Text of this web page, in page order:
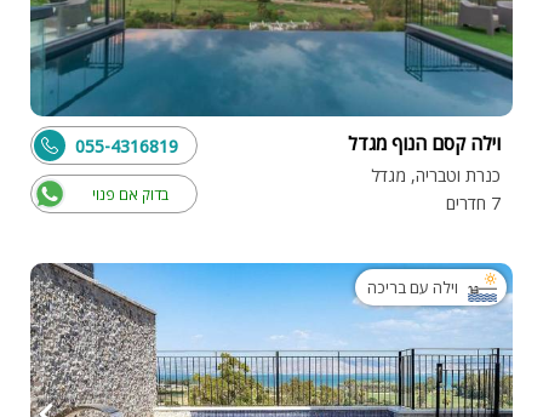
וילה קסם הנוף מגדל
כנרת וטבריה, מגדל
7 חדרים
בדוק אם פנוי
055-4316819
וילה עם בריכה